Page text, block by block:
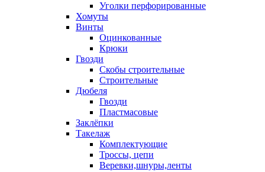
Уголки перфорированные
Хомуты
Винты
Оцинкованные
Крюки
Гвозди
Скобы строительные
Строительные
Дюбеля
Гвозди
Пластмасовые
Заклёпки
Такелаж
Комплектующие
Троссы, цепи
Веревки,шнуры,ленты